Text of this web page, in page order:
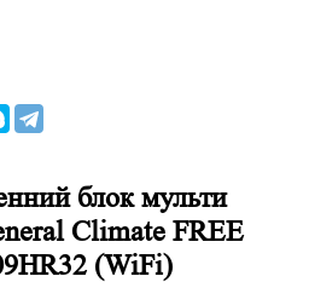
блок мульти
Climate FREE
(WiFi)